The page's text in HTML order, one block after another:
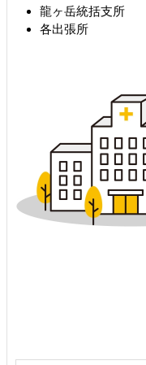
龍ヶ岳統括支所
各出張所